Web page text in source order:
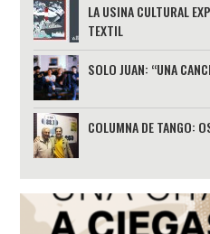
LA USINA CULTURAL
TEXTIL
SOLO JUAN: “UNA
COLUMNA DE TANGO: